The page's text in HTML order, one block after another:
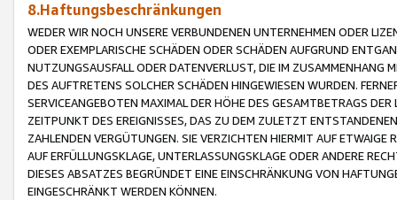
8.Haftungsbeschränkungen
WEDER WIR NOCH UNSERE VERBUNDENEN UNTERNEHMEN ODER
ODER EXEMPLARISCHE SCHÄDEN ODER SCHÄDEN AUFGRUND
NUTZUNGSAUSFALL ODER DATENVERLUST, DIE IM ZUSAMMENHANG
DES AUFTRETENS SOLCHER SCHÄDEN HINGEWIESEN WURDEN.
SERVICEANGEBOTEN MAXIMAL DER HÖHE DES GESAMTBETRAGS
ZEITPUNKT DES EREIGNISSES, DAS ZU DEM ZULETZT
ZAHLENDEN VERGÜTUNGEN. SIE VERZICHTEN HIERMIT AUF
AUF ERFÜLLUNGSKLAGE, UNTERLASSUNGSKLAGE ODER ANDERE
DIESES ABSATZES BEGRÜNDET EINE EINSCHRÄNKUNG VON
EINGESCHRÄNKT WERDEN KÖNNEN.